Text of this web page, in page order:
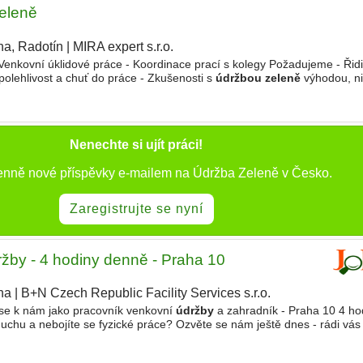
Radotín MIRA expert s.r.o.
úklidové práce - Koordinace prací s kolegy Požadujeme -
a chuť do práce - Zkušenosti s údržbou zeleněvýhodou,
Nenechte si ujít práci!
nové příspěvky e-mailem na Údržba Zeleně v Česko.
Zaregistrujte se nyní
- 4 hodiny denně - Praha 10
| B+N Czech Republic Facility Services s.r.o.
k nám jako pracovník venkovní údržbya zahradník - Praha 10 4
a nebojíte se fyzické práce? Ozvěte se nám ještě dnes - rádi